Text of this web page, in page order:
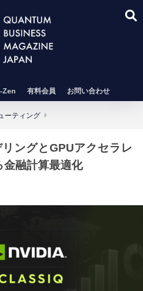
Zen 有料会員 お問い合わせ
ーティング
ングとGPUアクセラレ
融計算最適化